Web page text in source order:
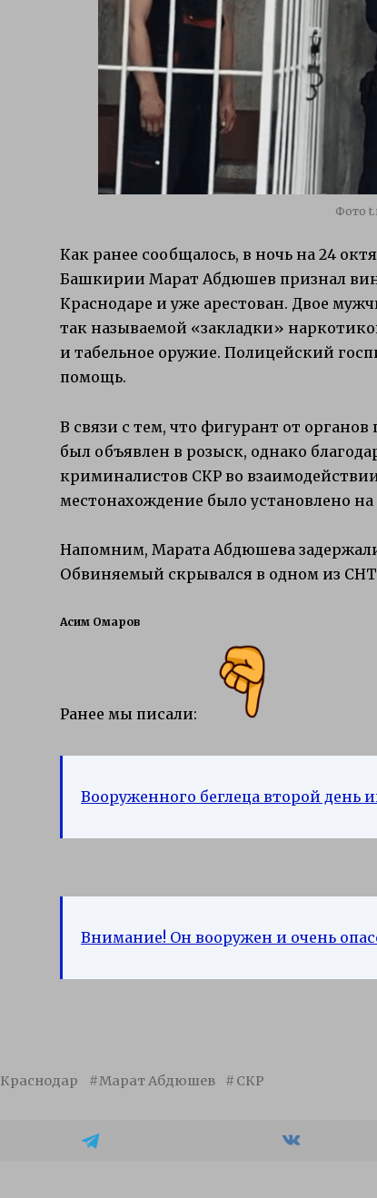
Фото
Как ранее сообщалось, в ночь на 24
Башкирии Марат Абдюшев признал
Краснодаре и уже арестован. Двое
так называемой «закладки»
и табельное оружие. Полицейский
помощь.
В связи с тем, что фигурант от
был объявлен в розыск, однако
криминалистов СКР во
местонахождение было установлено
Напомним, Марата Абдюшева
Обвиняемый скрывался в одном из
Асим Омаров
Ранее мы писали:
Вооруженного беглеца второй день
Внимание! Он вооружен и очень
Краснодар Марат Абдюшев СКР